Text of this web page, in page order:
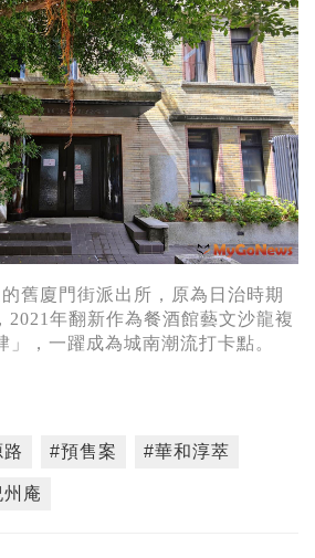
的舊廈門街派出所，原為日治時期
2021年翻新作為餐酒館藝文沙龍複
」，一躍成為城南潮流打卡點。
#預售案 #華和淳萃
庵